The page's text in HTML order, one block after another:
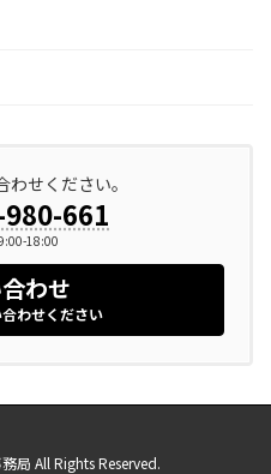
せください。
661
18:00
わせ
わせください
局 All Rights Reserved.